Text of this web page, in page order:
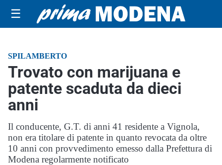
☰
SPILAMBERTO
Trovato con marijuana e
patente scaduta da dieci
anni
Il conducente, G.T. di anni 41 residente a Vignola,
non era titolare di patente in quanto revocata da oltre
10 anni con provvedimento emesso dalla Prefettura di
Modena regolarmente notificato